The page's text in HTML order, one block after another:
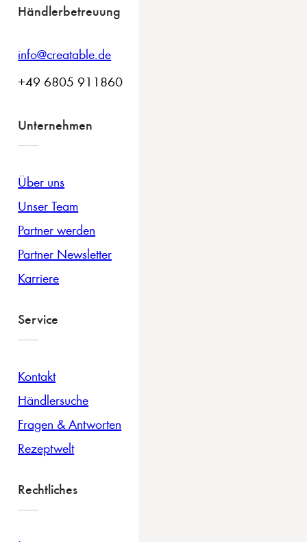
Händlerbetreuung
info@creatable.de
+49 6805 911860
Unternehmen
Über uns
Unser Team
Partner werden
Partner Newsletter
Karriere
Service
Kontakt
Händlersuche
Fragen & Antworten
Rezeptwelt
Rechtliches